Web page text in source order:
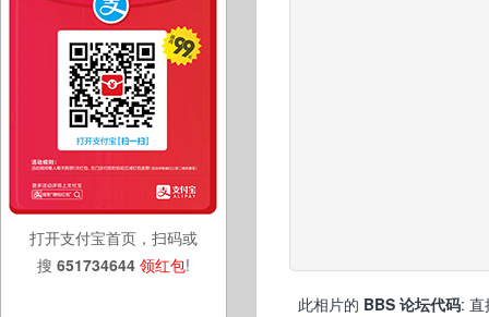
打开支付宝首页，扫码或
搜 651734644 领红包!
此相片的 BBS 论坛代码: 直